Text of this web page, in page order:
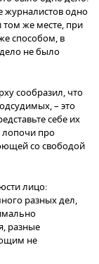
одно
же месте, при
способом, в
не было
сообразил, что
– это
себе их
лопочи про
со свободой
лицо:
разных дел,
разные
не